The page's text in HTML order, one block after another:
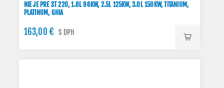
NIE JE PRE ST 220, 1.8L 96KW, 2.5L 125KW, 3.0L 150KW, TITANIUM,
PLATINUM, GHIA
163,00 € S DPH